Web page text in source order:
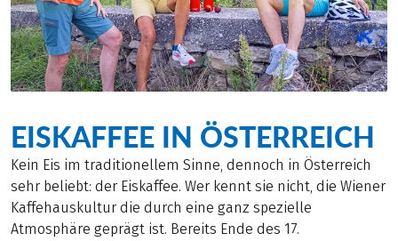
EISKAFFEE IN ÖSTERREICH
Kein Eis im traditionellem Sinne, dennoch in Österreich
sehr beliebt: der Eiskaffee. Wer kennt sie nicht, die Wiener
Kaffehauskultur die durch eine ganz spezielle
Atmosphäre geprägt ist. Bereits Ende des 17.